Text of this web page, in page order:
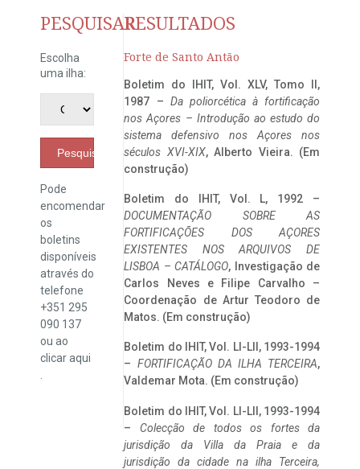
PESQUISAR
Escolha
uma ilha:
Pesquisar
Pode
encomendar
os
boletins
disponíveis
através do
telefone
+351 295
090 137
ou ao
clicaraqui
RESULTADOS
Forte de Santo Antão
Boletim do IHIT, Vol. XLV, Tomo II,
1987 – Da poliorcética à fortificação
nos Açores – Introdução ao estudo do
sistema defensivo nos Açores nos
séculos XVI-XIX, Alberto Vieira. (Em
construção)
Boletim do IHIT, Vol. L, 1992 –
DOCUMENTAÇÃO SOBRE AS
FORTIFICAÇÕES DOS AÇORES
EXISTENTES NOS ARQUIVOS DE
LISBOA – CATÁLOGO, Investigação de
Carlos Neves e Filipe Carvalho –
Coordenação de Artur Teodoro de
Matos. (Em construção)
Boletim do IHIT, Vol. LI-LII, 1993-1994
– FORTIFICAÇÃO DA ILHA TERCEIRA,
Valdemar Mota. (Em construção)
Boletim do IHIT, Vol. LI-LII, 1993-1994
– Colecção de todos os fortes da
jurisdição da Villa da Praia e da
jurisdição da cidade na ilha Terceira,